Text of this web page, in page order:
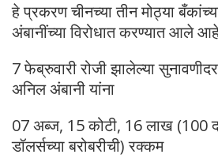
हे प्रकरण चीनच्या तीन मोठ्या
अंबानींच्या विरोधात करण्यात आले
7 फेब्रुवारी रोजी झालेल्या
अनिल अंबानी यांना
07 अब्ज, 15 कोटी, 16 लाख (100
डॉलर्सच्या बरोबरीची) रक्कम